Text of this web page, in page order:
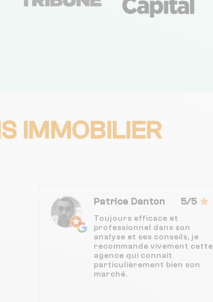
IMMOBILIER
Patrice Danton 5/5
Toujours efficace et
professionnel dans son
analyse et ses conseils, je
recommande vivement cette
agence qui connait
particulièrement bien son
marché.